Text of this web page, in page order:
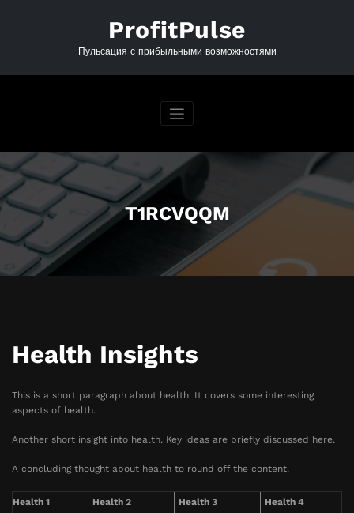
ProfitPulse
Пульсация с прибыльными возможностями
T1RCVQQM
Health Insights
This is a short paragraph about health. It covers some interesting
aspects of health.
Another short insight into health. Key ideas are briefly discussed here.
A concluding thought about health to round off the content.
Health 1 Health 2 Health 3
Health 4